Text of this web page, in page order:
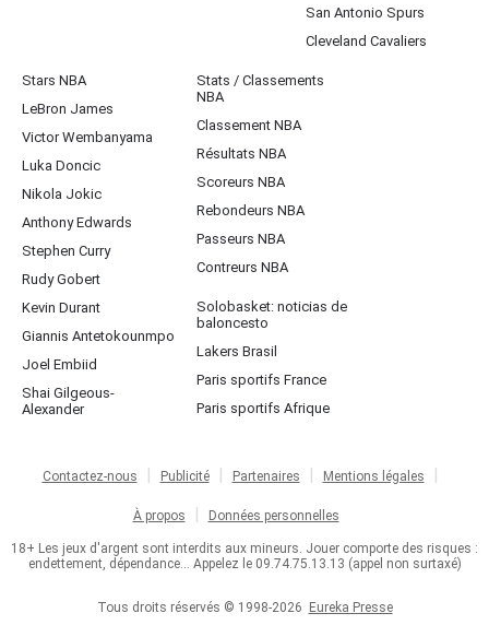
San Antonio Spurs
Cleveland Cavaliers
Stars NBA
LeBron James
Victor Wembanyama
Luka Doncic
Nikola Jokic
Anthony Edwards
Stephen Curry
Rudy Gobert
Kevin Durant
Giannis Antetokounmpo
Joel Embiid
Shai Gilgeous-
Alexander
Stats / Classements
NBA
Classement NBA
Résultats NBA
Scoreurs NBA
Rebondeurs NBA
Passeurs NBA
Contreurs NBA
Solobasket: noticias de
baloncesto
Lakers Brasil
Paris sportifs France
Paris sportifs Afrique
Contactez-nous Publicité Partenaires Mentions légales
À propos Données personnelles
18+ Les jeux d'argent sont interdits aux mineurs. Jouer comporte des risques :
endettement, dépendance... Appelez le 09.74.75.13.13 (appel non surtaxé)
Tous droits réservés © 1998-2026 Eureka Presse